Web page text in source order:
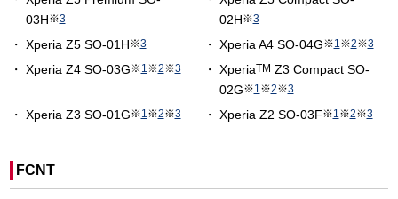
03H※3
02H※3
Xperia Z5 SO-01H※3 Xperia A4 SO-04G※1※2※3
Xperia Z4 SO-03G※1※2※3 XperiaTM Z3 Compact SO-
02G※1※2※3
Xperia Z3 SO-01G※1※2※3 Xperia Z2 SO-03F※1※2※3
FCNT